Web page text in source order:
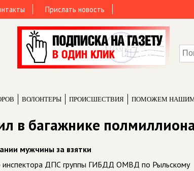
Прислать новость
ВОЛОНТЕРЫ ПРОИCШЕСТВИЯ ПОМОЖЕМ
в багажнике
мужчины за взятки
инспектора ДПС группы ГИБДД ОМВД по Рыльскому